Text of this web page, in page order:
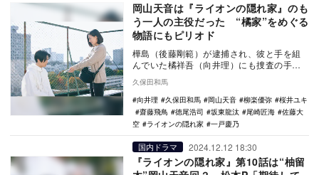
岡山天音は『ライオンの隠れ家』のも
う一人の主役だった “橘家”をめぐる
物語にもピリオド
樺島（後藤剛範）が逮捕され、彼と手を組
んでいた橘祥吾（向井理）にも捜査の手が
真千子）とライ…
久保田和馬
向井理
久保田和馬 岡山天音 柳楽優弥
桜井ユキ
齋藤飛鳥
徳尾浩司 坂東龍汰 尾崎匠海
佐藤大
空
ライオンの隠れ家 一戸慶乃
国内ドラマ 2024.12.12 18:30
『ライオンの隠れ家』第10話は“柚留